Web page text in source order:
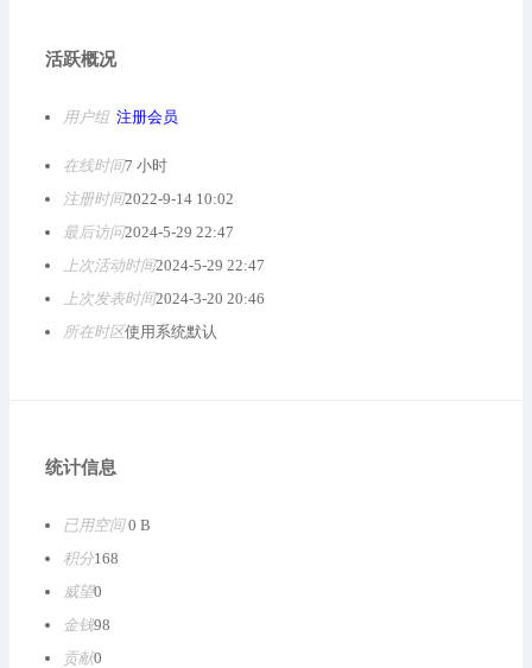
活跃概况
用户组 注册会员
在线时间7 小时
注册时间2022-9-14 10:02
最后访问2024-5-29 22:47
上次活动时间2024-5-29 22:47
上次发表时间2024-3-20 20:46
所在时区使用系统默认
统计信息
已用空间0 B
积分168
威望0
金钱98
贡献0